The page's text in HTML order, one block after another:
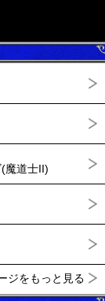
魔道士II)
ジをもっと見る